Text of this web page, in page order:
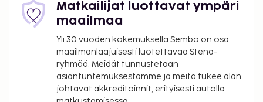
Matkailijat luottavat ympäri
maailmaa
Yli 30 vuoden kokemuksella Sembo on osa
maailmanlaajuisesti luotettavaa Stena-
ryhmää. Meidät tunnustetaan
asiantuntemuksestamme ja meitä tukee alan
johtavat akkreditoinnit, erityisesti autolla